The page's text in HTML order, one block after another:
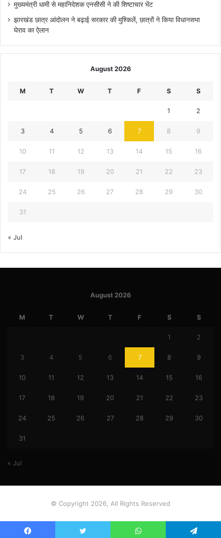
मुख्यमंत्री धामी से महानिदेशक एनसीसी ने की शिष्टाचार भेंट
झारखंड छात्र आंदोलन ने बढ़ाई सरकार की मुश्किलें, छात्रों ने किया विधानसभा
घेराव का ऐलान
August 2026
M T W T F S S
1 2
3 4 5 6 7 8 9
10 11 12 13 14 15 16
17 18 19 20 21 22 23
24 25 26 27 28 29 30
31
« Jul
August 2026
M T W T F S S
1 2
3 4 5 6 7 8 9
10 11 12 13 14 15 16
17 18 19 20 21 22 23
24 25 26 27 28 29 30
31
« Jul
© Copyright 2026, All Rights Reserved